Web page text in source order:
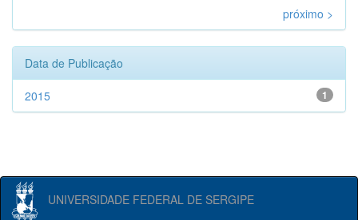
próximo >
Data de Publicação
1
2015
UNIVERSIDADE FEDERAL DE SERGIPE